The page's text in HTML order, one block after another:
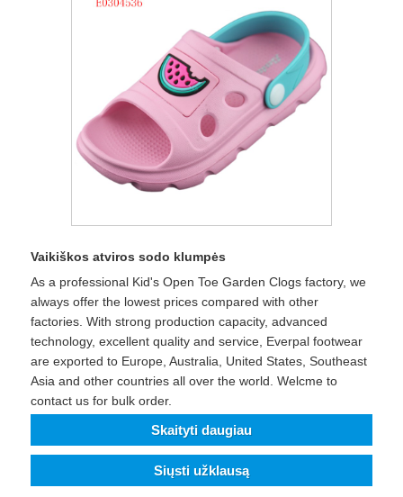
Vaikiškos atviros sodo klumpės
As a professional Kid's Open Toe Garden Clogs factory, we
always offer the lowest prices compared with other
factories. With strong production capacity, advanced
technology, excellent quality and service, Everpal footwear
are exported to Europe, Australia, United States, Southeast
Asia and other countries all over the world. Welcme to
contact us for bulk order.
Skaityti daugiau
Siųsti užklausą